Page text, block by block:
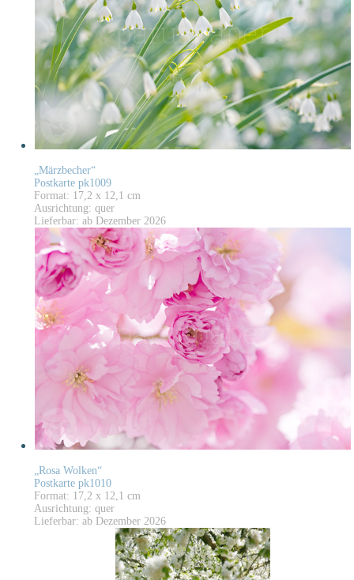
„Märzbecher“
Postkarte pk1009
Format: 17,2 x 12,1 cm
Ausrichtung: quer
Lieferbar: ab Dezember 2026
„Rosa Wolken“
Postkarte pk1010
Format: 17,2 x 12,1 cm
Ausrichtung: quer
Lieferbar: ab Dezember 2026